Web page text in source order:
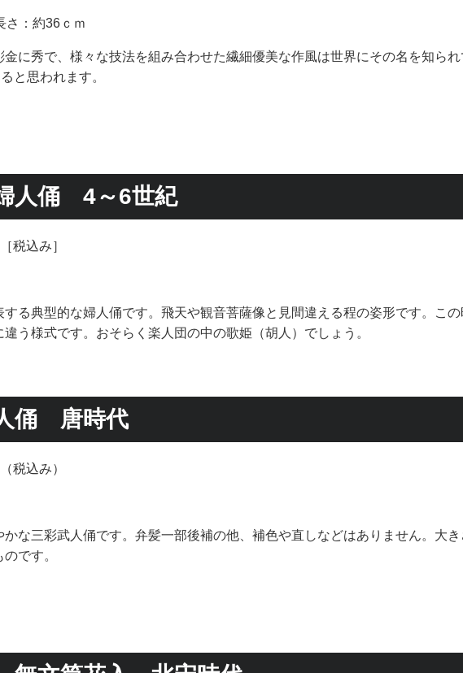
：約36ｃｍ
に秀で、様々な技法を組み合わせた繊細優美な作風は世界にその名を知られ
と思われます。
人俑 4～6世紀
税込み］
る典型的な婦人俑です。飛天や観音菩薩像と見間違える程の姿形です。こ
う様式です。おそらく楽人団の中の歌姫（胡人）でしょう。
俑 唐時代
税込み）
な三彩武人俑です。弁髪一部後補の他、補色や直しなどはありません。大
です。